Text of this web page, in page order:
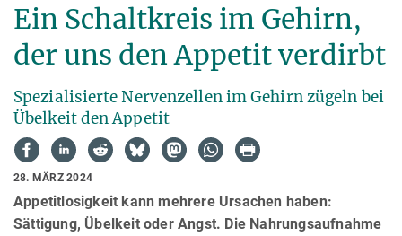
Ein Schaltkreis im Gehirn,
der uns den Appetit verdirbt
Spezialisierte Nervenzellen im Gehirn zügeln bei
Übelkeit den Appetit
28. MÄRZ 2024
Appetitlosigkeit kann mehrere Ursachen haben:
Sättigung, Übelkeit oder Angst. Die Nahrungsaufnahme